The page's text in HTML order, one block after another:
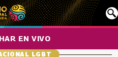
EN VIVO
LGBT